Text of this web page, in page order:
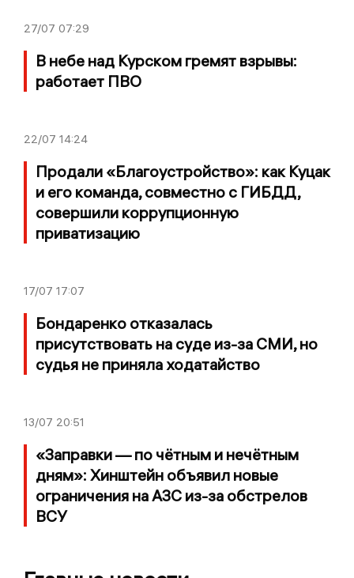
27/07 07:29
В небе над Курском гремят взрывы:
работает ПВО
22/07 14:24
Продали «Благоустройство»: как Куцак
и его команда, совместно с ГИБДД,
совершили коррупционную
приватизацию
17/07 17:07
Бондаренко отказалась
присутствовать на суде из-за СМИ, но
судья не приняла ходатайство
13/07 20:51
«Заправки — по чётным и нечётным
дням»: Хинштейн объявил новые
ограничения на АЗС из-за обстрелов
ВСУ